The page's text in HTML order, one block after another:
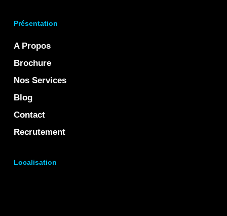
Présentation
A Propos
Brochure
Nos Services
Blog
Contact
Recrutement
Localisation